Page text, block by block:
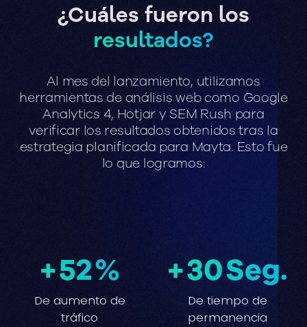
¿Cuáles fueron los
resultados?
Al mes del lanzamiento, utilizamos
herramientas deanálisisweb como Google
Analytics 4, Hotjary SEM Rush para
verificar los resultados obtenidos tras la
estrategia planificada para Mayta. Esto fue
lo que logramos:
+52%
De aumento de
tráfico
+30Seg.
De tiempo de
permanencia